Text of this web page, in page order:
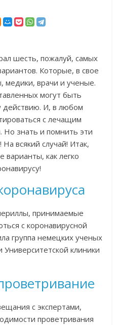
шесть, пожалуй, самых
Которые, в свое
медики, врачи и ученые.
могут быть
действию. И, в любом
с лечащим
Но знать и помнить эти
всякий случай! Итак,
варианты, как легко
принимаемые
с коронавирусной
группа немецких ученых
Университетской клиники
с экспертами,
проветривания